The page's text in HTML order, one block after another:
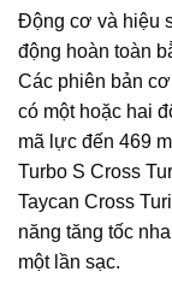
Động cơ và hiệu
động hoàn toàn
Các phiên bản
có một hoặc hai
mã lực đến 469
Turbo S Cross
Taycan Cross
năng tăng tốc
một lần sạc.